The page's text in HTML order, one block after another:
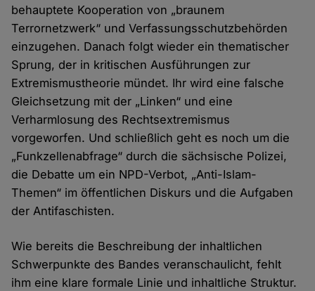
behauptete Kooperation von „braunem
Terrornetzwerk“ und Verfassungsschutzbehörden
einzugehen. Danach folgt wieder ein thematischer
Sprung, der in kritischen Ausführungen zur
Extremismustheorie mündet. Ihr wird eine falsche
Gleichsetzung mit der „Linken“ und eine
Verharmlosung des Rechtsextremismus
vorgeworfen. Und schließlich geht es noch um die
„Funkzellenabfrage“ durch die sächsische Polizei,
die Debatte um ein NPD-Verbot, „Anti-Islam-
Themen“ im öffentlichen Diskurs und die Aufgaben
der Antifaschisten.
Wie bereits die Beschreibung der inhaltlichen
Schwerpunkte des Bandes veranschaulicht, fehlt
ihm eine klare formale Linie und inhaltliche Struktur.